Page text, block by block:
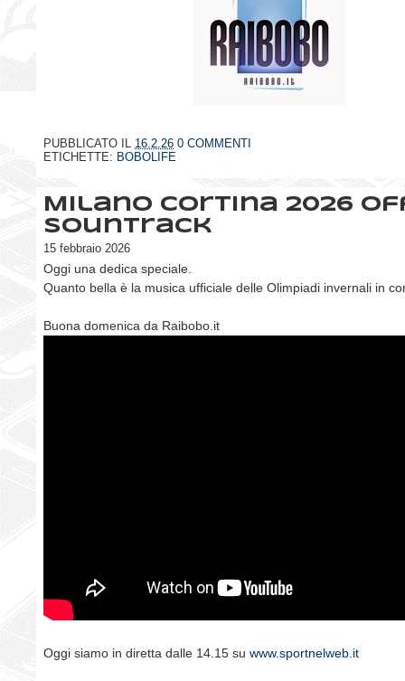
PUBBLICATO IL 16.2.26 0 COMMENTI
ETICHETTE: BOBOLIFE
Milano Cortina 2026
Sountrack
15 febbraio 2026
Oggi una dedica speciale.
Quanto bella è la musica ufficiale delle Olimpiadi invernali in
Buona domenica da Raibobo.it
Oggi siamo in diretta dalle 14.15 su www.sportnelweb.it